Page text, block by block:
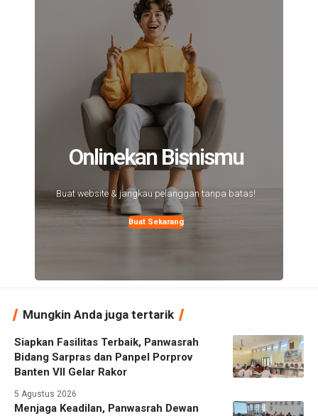
Onlinekan Bisnismu
Buat website & jangkau pelanggan tanpa batas!
Buat Sekarang
Mungkin Anda juga tertarik
Siapkan Fasilitas Terbaik, Panwasrah
Bidang Sarpras dan Panpel Porprov
Banten VII Gelar Rakor
5 Agustus 2026
Menjaga Keadilan, Panwasrah Dewan